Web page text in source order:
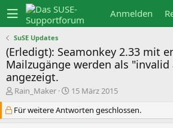
Anmelden
SuSE Updates
(Erledigt): Seamonkey 2.33 mit
Mailzugänge werden als
angezeigt.
E
s
t
Rain_Maker
E
s
t
15 März 2015
Für weitere Antworten geschlossen.